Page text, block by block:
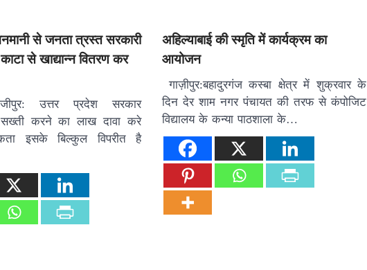
से जनता त्रस्त सरकारी
से खाद्यान्न वितरण कर
उत्तर प्रदेश सरकार
सख्ती करने का लाख दावा करे
इसके बिल्कुल विपरीत है
अहिल्याबाई की स्मृति में कार्यक्रम का
आयोजन
गाज़ीपुर:बहादुरगंज कस्बा क्षेत्र में शुक्रवार के
दिन देर शाम नगर पंचायत की तरफ से कंपोजिट
विद्यालय के कन्या पाठशाला के…